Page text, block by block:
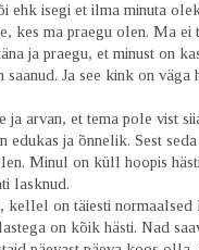
ehk isegi et ilma minuta
kes ma praegu olen. Ma ei
ja praegu, et minust on
Ja see kink on väga
ja arvan, et tema pole vist
edukas ja õnnelik. Sest
Minul on küll hoopis
lasknud.
kellel on täiesti
on kõik hästi. Nad